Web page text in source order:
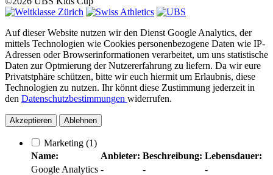
Auf dieser Website nutzen wir den Dienst Google Analytics, der
mittels Technologien wie Cookies personenbezogene Daten wie IP-
Adressen oder Browserinformationen verarbeitet, um uns statistische
Daten zur Optmierung der Nutzererfahrung zu liefern. Da wir eure
Privatstphäre schützen, bitte wir euch hiermit um Erlaubnis, diese
Technologien zu nutzen. Ihr könnt diese Zustimmung jederzeit in
den Datenschutzbestimmungen widerrufen.
Akzeptieren Ablehnen
Marketing (1)
Name:
Anbieter: Beschreibung: Lebensdauer:
Google Analytics - - -